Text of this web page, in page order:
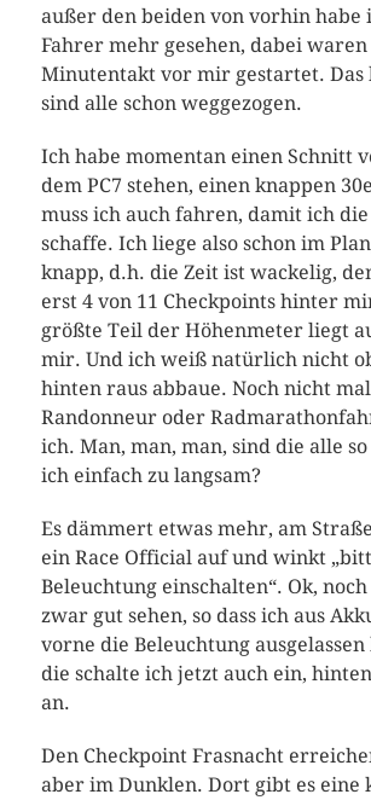
außer den beiden von vorhin habe
Fahrer mehr gesehen, dabei
Minutentakt vor mir gestartet. Das
sind alle schon weggezogen.
Ich habe momentan einen Schnitt
dem PC7 stehen, einen knappen
muss ich auch fahren, damit ich
schaffe. Ich liege also schon im
knapp, d.h. die Zeit ist wackelig,
erst 4 von 11 Checkpoints hinter
größte Teil der Höhenmeter liegt
mir. Und ich weiß natürlich nicht
hinten raus abbaue. Noch nicht
Randonneur oder
ich. Man, man, man, sind die alle
ich einfach zu langsam?
Es dämmert etwas mehr, am
ein Race Official auf und winkt
Beleuchtung einschalten“. Ok,
zwar gut sehen, so dass ich aus
vorne die Beleuchtung
die schalte ich jetzt auch ein,
an.
Den Checkpoint Frasnacht
aber im Dunklen. Dort gibt es eine